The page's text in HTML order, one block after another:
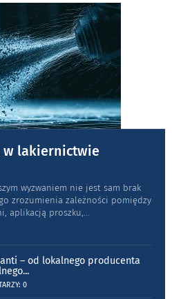
w lakiernictwie
wyzwaniem nie jest sam brak
zrozumienia zależności pomiędzy
aplikacją proszku,...
– od lokalnego producenta
...
0